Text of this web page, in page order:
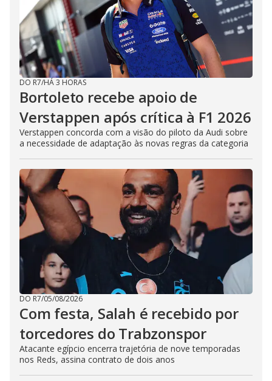
DO R7/HÁ 3 HORAS
Bortoleto recebe apoio de
Verstappen após crítica à F1 2026
Verstappen concorda com a visão do piloto da Audi sobre
a necessidade de adaptação às novas regras da categoria
DO R7/05/08/2026
Com festa, Salah é recebido por
torcedores do Trabzonspor
Atacante egípcio encerra trajetória de nove temporadas
nos Reds, assina contrato de dois anos